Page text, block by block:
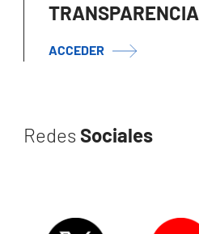
TRANSPARENCIA
ACCEDER
Redes Sociales